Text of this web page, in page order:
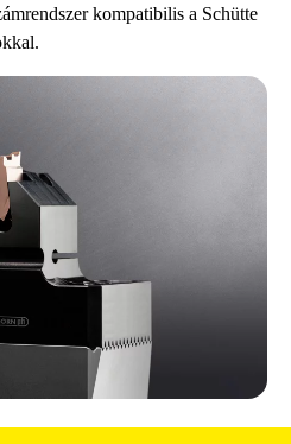
kompatibilis a Schütte